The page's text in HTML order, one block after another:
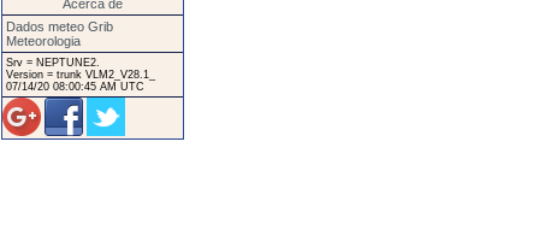
Acerca de
Dados meteo Grib
Meteorologia
Srv = NEPTUNE2.
Version = trunk VLM2_V28.1_
07/14/20 08:00:45 AM UTC